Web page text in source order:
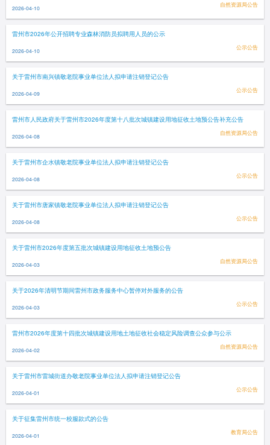
2026-04-10 自然资源局公告
雷州市2026年公开招聘专业森林消防员拟聘用人员的公示
2026-04-10 公示公告
关于雷州市南兴镇敬老院事业单位法人拟申请注销登记公告
2026-04-09 公示公告
雷州市人民政府关于雷州市2026年度第十八批次城镇建设用地征收土地预公告补充公告
2026-04-08 自然资源局公告
关于雷州市企水镇敬老院事业单位法人拟申请注销登记公告
2026-04-08 公示公告
关于雷州市唐家镇敬老院事业单位法人拟申请注销登记公告
2026-04-08 公示公告
关于雷州市2026年度第五批次城镇建设用地征收土地预公告
2026-04-03 自然资源局公告
关于2026年清明节期间雷州市政务服务中心暂停对外服务的公告
2026-04-03 公示公告
雷州市2026年度第十四批次城镇建设用地土地征收社会稳定风险调查公众参与公示
2026-04-02 自然资源局公告
关于雷州市雷城街道办敬老院事业单位法人拟申请注销登记公告
2026-04-01 公示公告
关于征集雷州市统一校服款式的公告
2026-04-01 教育局公告